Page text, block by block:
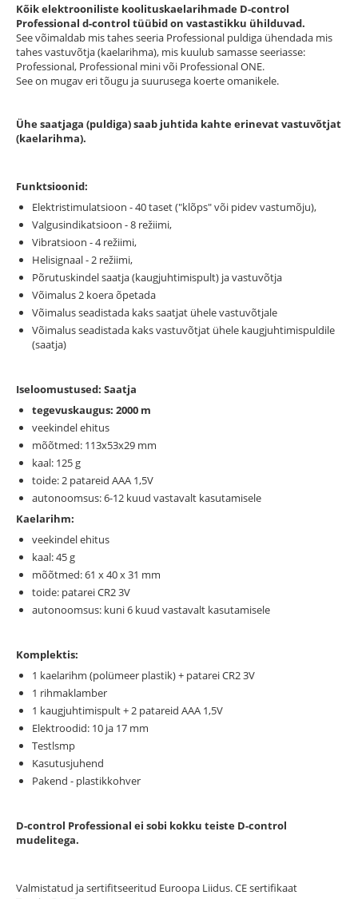
Kõik elektrooniliste koolituskaelarihmade D-control
Professional d-control tüübid on vastastikku ühilduvad.
See võimaldab mis tahes seeria Professional puldiga ühendada mis
tahes vastuvõtja (kaelarihma), mis kuulub samasse seeriasse:
Professional, Professional mini või Professional ONE.
See on mugav eri tõugu ja suurusega koerte omanikele.
Ühe saatjaga (puldiga) saab juhtida kahte erinevat vastuvõtjat
(kaelarihma).
Funktsioonid:
Elektristimulatsioon - 40 taset ("klõps" või pidev vastumõju),
Valgusindikatsioon - 8 režiimi,
Vibratsioon - 4 režiimi,
Helisignaal - 2 režiimi,
Põrutuskindel saatja (kaugjuhtimispult) ja vastuvõtja
Võimalus 2 koera õpetada
Võimalus seadistada kaks saatjat ühele vastuvõtjale
Võimalus seadistada kaks vastuvõtjat ühele kaugjuhtimispuldile
(saatja)
Iseloomustused: Saatja
tegevuskaugus: 2000 m
veekindel ehitus
mõõtmed: 113х53х29 mm
kaal: 125 g
toide: 2 patareid ААА 1,5V
autonoomsus: 6-12 kuud vastavalt kasutamisele
Kaelarihm:
veekindel ehitus
kaal: 45 g
mõõtmed: 61 x 40 x 31 mm
toide: patarei CR2 3V
autonoomsus: kuni 6 kuud vastavalt kasutamisele
Komplektis:
1 kaelarihm (polümeer plastik) + patarei CR2 3V
1 rihmaklamber
1 kaugjuhtimispult + 2 patareid ААА 1,5V
Elektroodid: 10 ja 17 mm
Testlsmp
Kasutusjuhend
Pakend - plastikkohver
D-control Professional ei sobi kokku teiste D-control
mudelitega.
Valmistatud ja sertifitseeritud Euroopa Liidus. CE sertifikaat